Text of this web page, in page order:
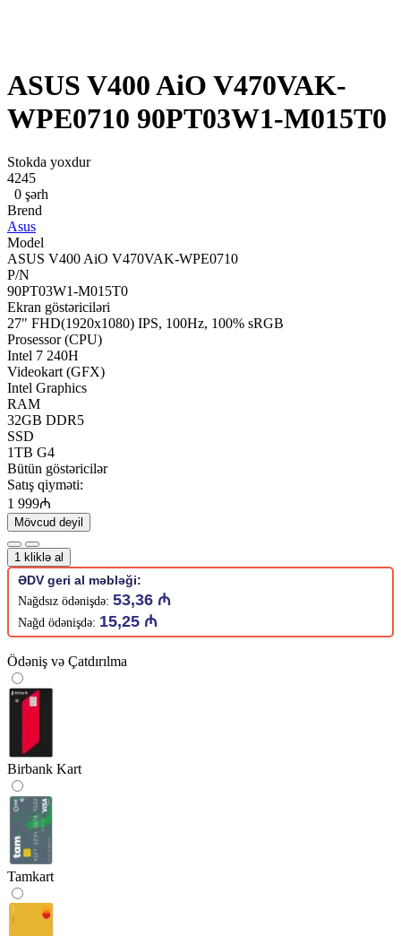
ASUS V400 AiO V470VAK-
WPE0710 90PT03W1-M015T0
Stokda yoxdur
4245
0 şərh
Brend
Asus
Model
ASUS V400 AiO V470VAK-WPE0710
P/N
90PT03W1-M015T0
Ekran göstəriciləri
27" FHD(1920x1080) IPS, 100Hz, 100% sRGB
Prosessor (CPU)
Intel 7 240H
Videokart (GFX)
Intel Graphics
RAM
32GB DDR5
SSD
1TB G4
Bütün göstəricilər
Satış qiyməti:
1 999₼
Mövcud deyil
1 kliklə al
ƏDV geri al məbləği:
Nağdsız ödənişdə: 53,36 ₼
Nağd ödənişdə: 15,25 ₼
Ödəniş və Çatdırılma
Birbank Kart
Tamkart